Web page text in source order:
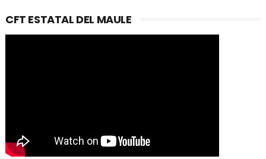
CFT ESTATAL DEL MAULE